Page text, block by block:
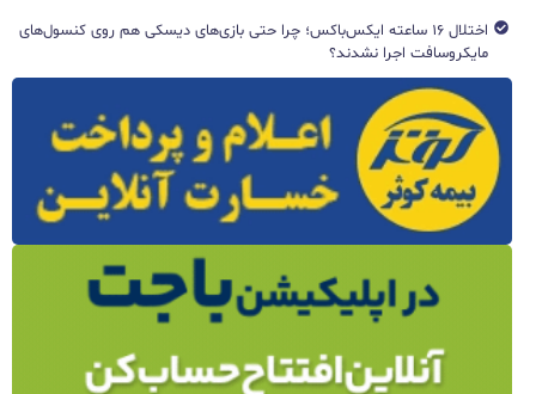
اختلال ۱۶ ساعته ایکس‌باکس؛ چرا حتی بازی‌های دیسکی هم روی کنسول‌های
مایکروسافت اجرا نشدند؟